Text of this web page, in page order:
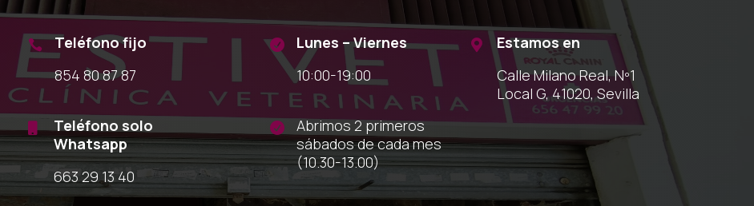

Teléfono fijo
854 80 87 87
Teléfono solo
Whatsapp
663 29 13 40

Lunes – Viernes
10:00-19:00

Abrimos 2 primeros
sábados de cada mes
(10.30-13.00)

Estamos en
Calle Milano Real, Nº1
Local G, 41020, Sevilla